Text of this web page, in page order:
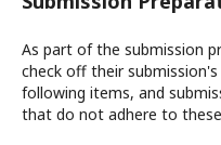
As part of the submission
check off their
following items, and
that do not adhere to these